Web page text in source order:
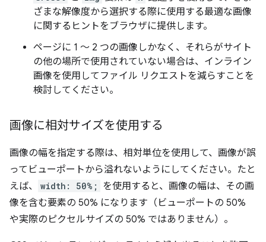
ざまな解像度から選択する際に使用する最適な画像
に関するヒントをブラウザに提供します。
ページに 1 ～ 2 つの画像しかなく、それらがサイト
の他の場所で使用されていない場合は、インライン
画像を使用してファイル リクエストを減らすことを
検討してください。
画像に相対サイズを使用する
画像の幅を指定する際は、相対単位を使用して、画像が誤
ってビューポートから溢れないようにしてください。たと
えば、
width: 50%;
を使用すると、画像の幅は、その画
像を含む要素の 50% になります（ビューポートの 50%
や実際のピクセルサイズの 50% ではありません）。